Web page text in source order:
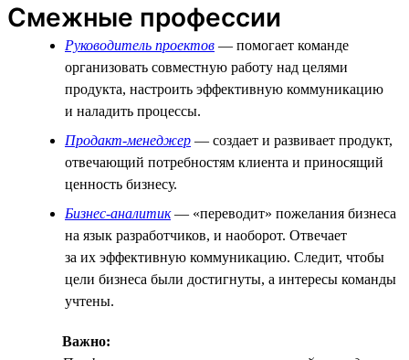
Смежные профессии
Руководитель проектов — помогает команде
организовать совместную работу над целями
продукта, настроить эффективную коммуникацию
и наладить процессы.
Продакт-менеджер — создает и развивает продукт,
отвечающий потребностям клиента и приносящий
ценность бизнесу.
Бизнес-аналитик— «переводит» пожелания бизнеса
на язык разработчиков, и наоборот. Отвечает
за их эффективную коммуникацию. Следит, чтобы
цели бизнеса были достигнуты, а интересы команды
учтены.
Важно: